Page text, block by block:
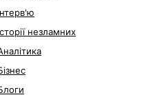
незламних